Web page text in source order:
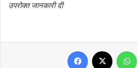
उपरोक्त जानकारी दी
Facebook